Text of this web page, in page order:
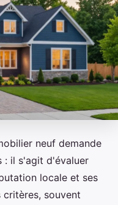
neuf demande
: il s'agit d'évaluer
locale et ses
critères, souvent